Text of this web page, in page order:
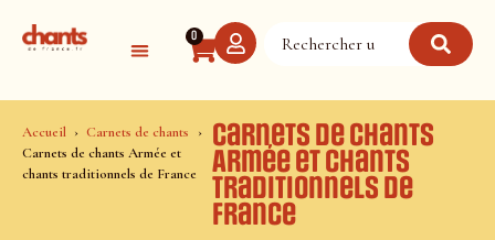
0
Accueil
Carnets de chants
Carnets de chants Armée et
chants traditionnels de France
Carnets de chants
Armée et chants
traditionnels de
France